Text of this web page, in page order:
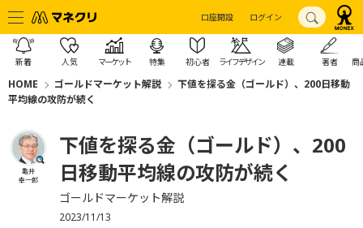
口座開設 ログイン
新着 人気 マーケット 特集 初心者 ライフデザイン 連載 著者 商
HOME ゴールドマーケット解説
下値を探る金（ゴールド）、200日移動
平均線の攻防が続く
亀井
幸一郎
下値を探る金（ゴールド）、200
日移動平均線の攻防が続く
ゴールドマーケット解説
2023/11/13